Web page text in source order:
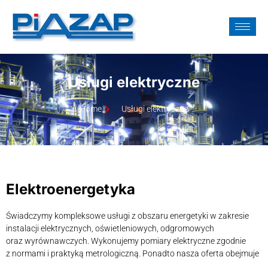
Usługi elektryczne
Home Usługi elektryczne
Elektroenergetyka
Świadczymy kompleksowe usługi z obszaru energetyki w zakresie
instalacji elektrycznych, oświetleniowych, odgromowych
oraz wyrównawczych. Wykonujemy pomiary elektryczne zgodnie
z normami i praktyką metrologiczną. Ponadto nasza oferta obejmuje